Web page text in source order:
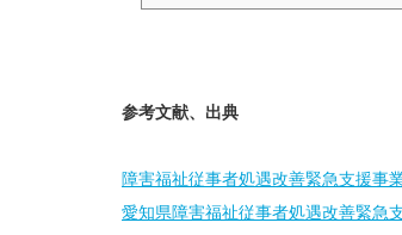
請求の代行による事務手続きの負担軽減
参考文献、出典
障害福祉従事者処遇改善緊急支援事
愛知県障害福祉従事者処遇改善緊急